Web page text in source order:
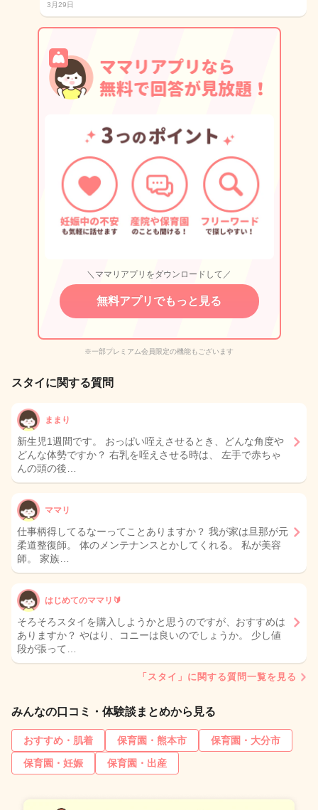
3月29日
＼ママリアプリをダウンロードして／
無料アプリでもっと見る
※一部プレミアム会員限定の機能もございます
スタイに関する質問
ままり
新生児1週間です。 おっぱい咥えさせるとき、どんな角度や
どんな体勢ですか？ 右乳を咥えさせる時は、 左手で赤ちゃ
んの頭の後…
ママリ
仕事柄得してるなーってことありますか？ 我が家は旦那が元
柔道整復師。 体のメンテナンスとかしてくれる。 私が美容
師。 家族…
はじめてのママリ🔰
そろそろスタイを購入しようかと思うのですが、おすすめは
ありますか？ やはり、コニーは良いのでしょうか。 少し値
段が張って…
「スタイ」に関する質問一覧を見る
みんなの口コミ・体験談まとめから見る
おすすめ・肌着 保育園・熊本市
保育園・大分市
保育園・妊娠
保育園・出産